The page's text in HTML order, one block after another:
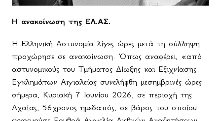
Η ανακοίνωση της ΕΛ.ΑΣ.
Η Ελληνική Αστυνομία λίγες ώρες μετά τη σύλληψη
προχώρησε σε ανακοίνωση. Όπως αναφέρει, «από
αστυνομικούς του Τμήματος Δίωξης και Εξιχνίασης
Εγκλημάτων Αιγιαλείας συνελήφθη μεσημβρινές ώρες
σήμερα, Κυριακή 7 Ιουνίου 2026, σε περιοχή της
Αχαΐας, 56χρονος ημεδαπός, σε βάρος του οποίου